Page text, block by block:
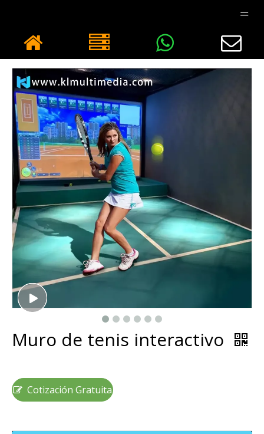
Muro de tenis interactivo
Cotización Gratuita